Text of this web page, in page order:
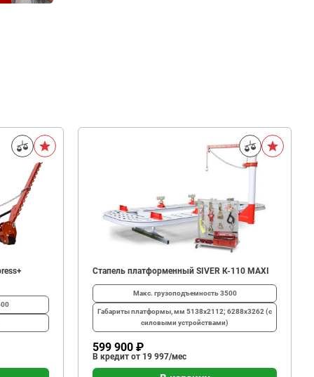
Стапель платформенный SIVER К-110 MAXI
Макс. грузоподъемность3500
Габариты платформы, мм 5138х2112; 6288х3262 (с
силовыми устройствами)
599 900 ₽
В кредит от 19 997/мес